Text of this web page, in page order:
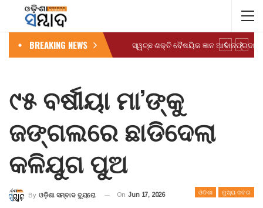
BREAKING NEWS
୯୫ ବର୍ଷୀୟା ମା’ଙ୍କୁ
ଜଙ୍ଗଲରେ ଛାଡିଦେଲା
କଳିଯୁଗ ପୁଅ
ଓଡିଶା ମୁଖ୍ୟ ଖବର
By ଓଡ଼ିଶା ସମ୍ବାଦ ବ୍ୟୁରୋ On Jun 17, 2026